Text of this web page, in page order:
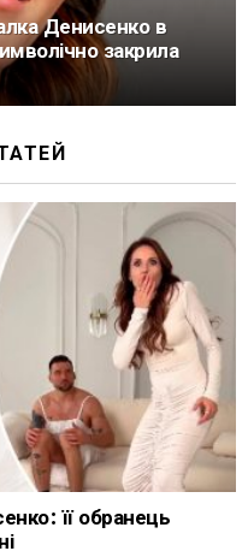
Денисенко в
закрила
її обранець